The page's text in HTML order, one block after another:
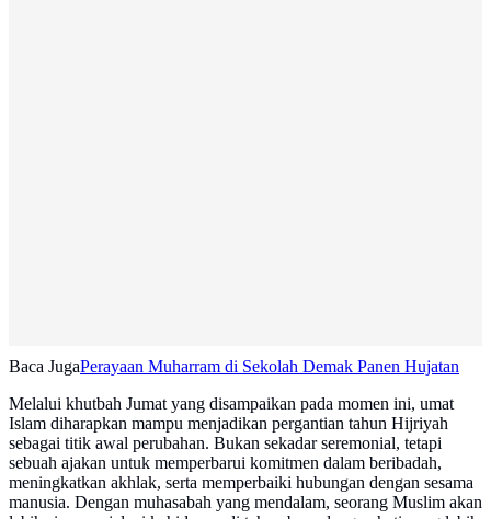
Baca JugaPerayaan Muharram di Sekolah Demak Panen Hujatan
Melalui khutbah Jumat yang disampaikan pada momen ini, umat
Islam diharapkan mampu menjadikan pergantian tahun Hijriyah
sebagai titik awal perubahan. Bukan sekadar seremonial, tetapi
sebuah ajakan untuk memperbarui komitmen dalam beribadah,
meningkatkan akhlak, serta memperbaiki hubungan dengan sesama
manusia. Dengan muhasabah yang mendalam, seorang Muslim akan